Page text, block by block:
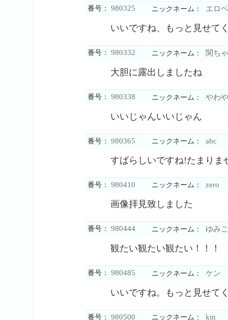
番号： 980325 ニックネーム： エロ
いいですね、もっと見せて
番号： 980332 ニックネーム： 関ち
大胆に露出しましたね
番号： 980338 ニックネーム： やわ
いいじゃんいいじゃん
番号： 980365 ニックネーム： abc
すばらしいですね!たまりま
番号： 980410 ニックネーム： zero
画像拝見致しました
番号： 980444 ニックネーム： ゆみ
観たい観たい観たい！！！
番号： 980485 ニックネーム： ケン
いいですね。もっと見せて
番号： 980500 ニックネーム： kin